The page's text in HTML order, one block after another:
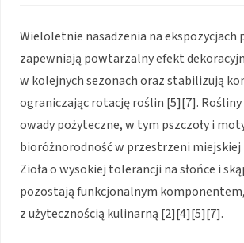
Wieloletnie nasadzenia na ekspozycjach
zapewniają powtarzalny efekt
w kolejnych sezonach oraz stabilizują
ograniczając rotację roślin [5][7].
owady pożyteczne, w tym pszczoły i
bioróżnorodność w przestrzeni
Zioła o wysokiej tolerancji na słońce i
pozostają funkcjonalnym
z użytecznością kulinarną [2][4][5][7].